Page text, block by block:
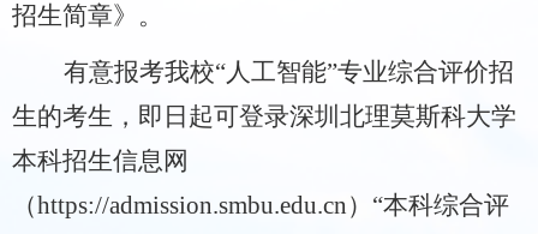
招生简章》。
有意报考我校“人工智能”专业综合评价招
生的考生，即日起可登录深圳北理莫斯科大学
本科招生信息网
（https://admission.smbu.edu.cn） “本科综合评